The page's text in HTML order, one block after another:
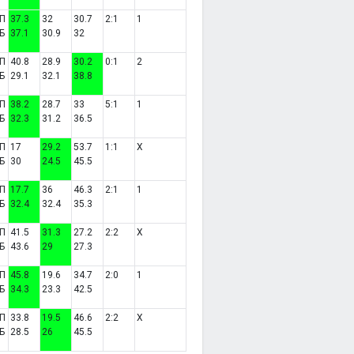
П
Б
37.3
37.1
32
30.9
30.7
32
2:1 1
П
Б
40.8
29.1
28.9
32.1
30.2
38.8
0:1 2
П
Б
38.2
32.3
28.7
31.2
33
36.5
5:1 1
П
Б
17
30
29.2
24.5
53.7
45.5
1:1 X
П
Б
17.7
32.4
36
32.4
46.3
35.3
2:1 1
П
Б
41.5
43.6
31.3
29
27.2
27.3
2:2 X
П
Б
45.8
34.3
19.6
23.3
34.7
42.5
2:0 1
П
Б
33.8
28.5
19.5
26
46.6
45.5
2:2 X